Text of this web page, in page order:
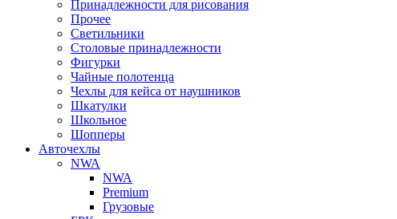
Принадлежности для рисования
Прочее
Светильники
Столовые принадлежности
Фигурки
Чайные полотенца
Чехлы для кейса от наушников
Шкатулки
Школьное
Шопперы
Авточехлы
NWA
NWA
Premium
Грузовые